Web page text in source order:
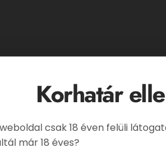
Korhatár
csak 18 éven felüli
már 18 éves?